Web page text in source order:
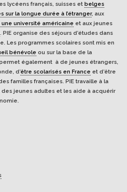
lycéens français, suisses et belges
sur la longue durée à l’étranger, aux
université américaine et aux jeunes
. PIE organise des séjours d’études dans
Les programmes scolaires sont mis en
bénévole ou sur la base de la
permet également à de jeunes étrangers,
d’être scolarisés en France et d’être
familles françaises. PIE travaille à la
jeunes adultes et les aide à acquérir